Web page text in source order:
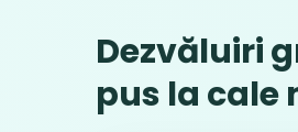
Dezvăluiri
pus la cale